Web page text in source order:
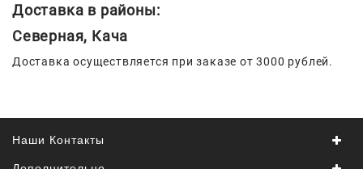
Средства Для
Посудомоечных
Стирки
От
Доставка в районы:
Северная, Кача
Доставка осуществляется при заказе от 3000 рублей.
Наши Контакты